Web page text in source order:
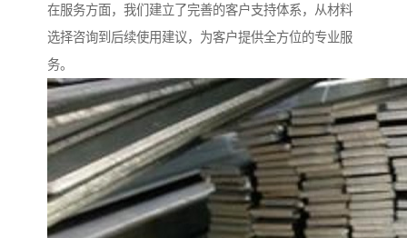
在服务方面，我们建立了完善的客户支持体系，从材料
选择咨询到后续使用建议，为客户提供全方位的专业服
务。